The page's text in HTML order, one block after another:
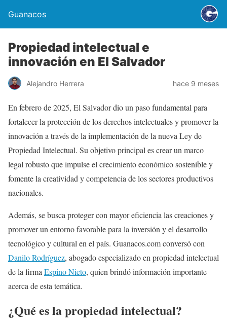
Guanacos
Propiedad intelectual e
innovación en El Salvador
Alejandro Herrera hace 9 meses
En febrero de 2025, El Salvador dio un paso fundamental para
fortalecer la protección de los derechos intelectuales y promover la
innovación a través de la implementación de la nueva Ley de
Propiedad Intelectual. Su objetivo principal es crear un marco
legal robusto que impulse el crecimiento económico sostenible y
fomente la creatividad y competencia de los sectores productivos
nacionales.
Además, se busca proteger con mayor eficiencia las creaciones y
promover un entorno favorable para la inversión y el desarrollo
tecnológico y cultural en el país. Guanacos.com conversó con
Danilo Rodríguez, abogado especializado en propiedad intelectual
de la firma Espino Nieto, quien brindó información importante
acerca de esta temática.
¿Qué es la propiedad intelectual?